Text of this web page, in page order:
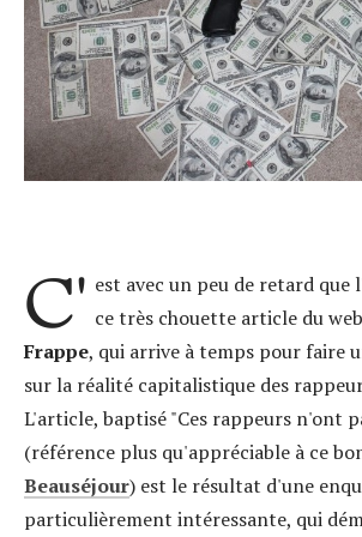
C' est avec un peu de retard que
ce très chouette article du
Frappe, qui arrive à temps pour faire
sur la réalité capitalistique des
L'article, baptisé "Ces rappeurs n'ont
(référence plus qu'appréciable à ce
Beauséjour) est le résultat d'une
particulièrement intéressante, qui